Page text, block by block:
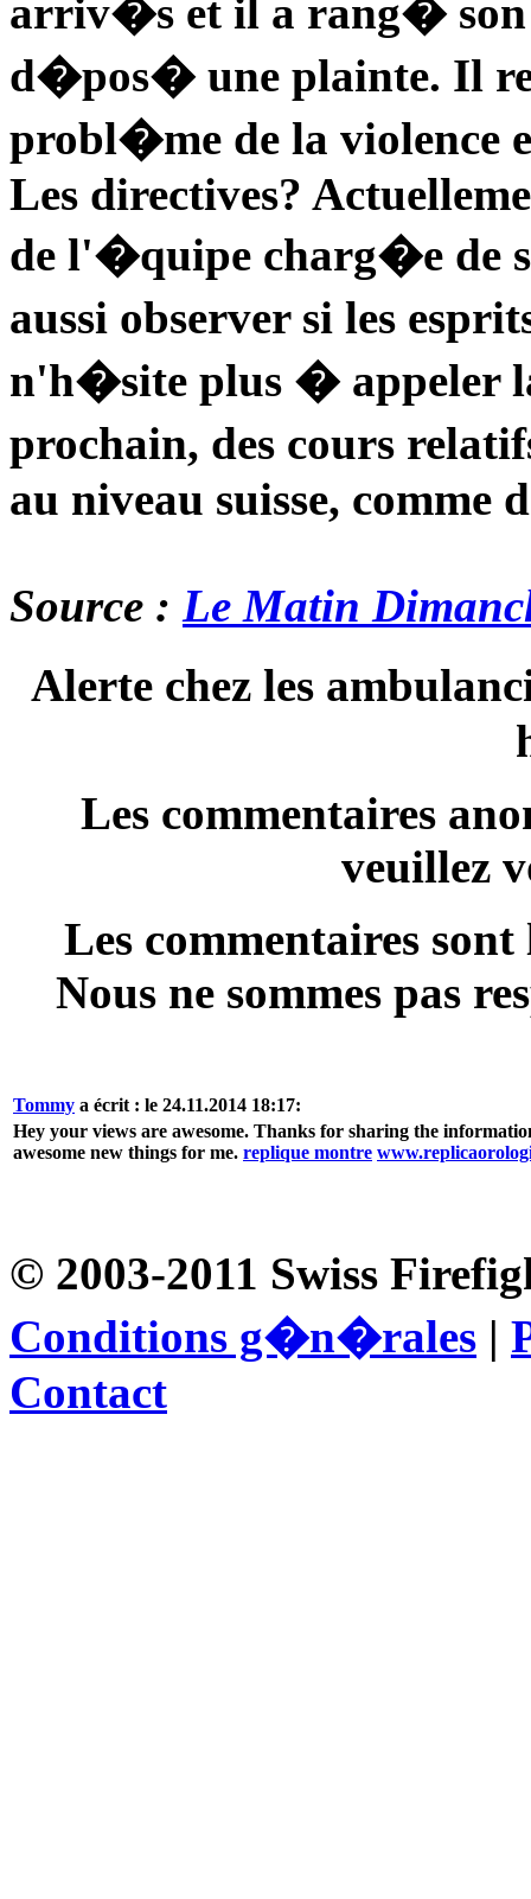
arriv�s et il a rang� son
d�pos� une plainte. Il
probl�me de la violence
Les directives?
de l'�quipe charg�e de
aussi observer si les
n'h�site plus � appeler
prochain, des cours
au niveau suisse, comme
Source : Le Matin
Alerte chez les
Les commentaires
veuillez
Les commentaires
Nous ne sommes pas
Tommy a écrit : le 24.11.2014 18:17:
Hey your views are awesome. Thanks for sharing the
awesome new things for me. replique montre
© 2003-2011 Swiss
Conditions g�n�rales |
Contact